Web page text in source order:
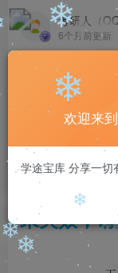
6个月前更新
When your
当你的信念
注意 请看
购买，购
果失效，
欢迎来
学途宝库 分享一切
❄
❄
❄